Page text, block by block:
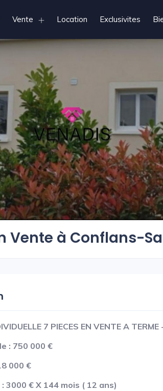
Vente Location Exclusivites
Vente à Conflans-
7 PIECES EN VENTE A
: 750 000 €
000 €
3000 € X 144 mois ( 12 ans)